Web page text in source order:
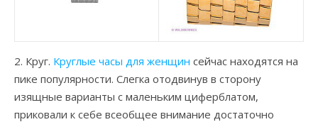
2. Круг. Круглые часы для женщин сейчас находятся на
пике популярности. Слегка отодвинув в сторону
изящные варианты с маленьким циферблатом,
приковали к себе всеобщее внимание достаточно